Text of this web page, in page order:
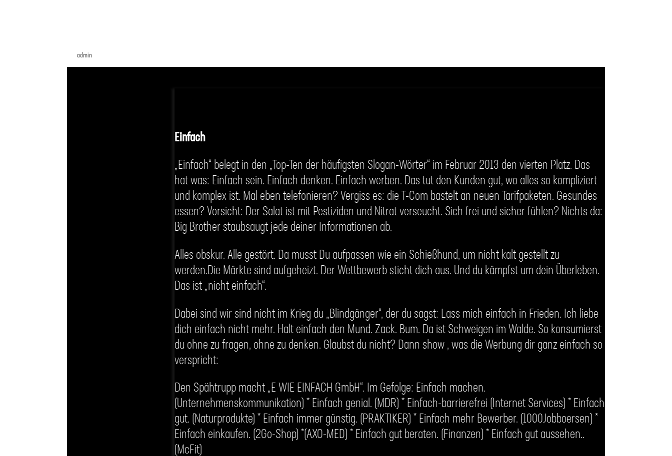
vonadmin
Einfach
„Einfach“ belegt in den „Top-Ten der häufigsten Slogan-Wörter“ im Februar 2013 den vierten Platz. Das
hat was: Einfach sein. Einfach denken. Einfach werben. Das tut den Kunden gut, wo alles so kompliziert
und komplex ist. Mal eben telefonieren? Vergiss es: die T-Com bastelt an neuen Tarifpaketen. Gesundes
essen? Vorsicht: Der Salat ist mit Pestiziden und Nitrat verseucht. Sich frei und sicher fühlen? Nichts da:
Big Brother staubsaugt jede deiner Informationen ab.
Alles obskur. Alle gestört. Da musst Du aufpassen wie ein Schießhund, um nicht kalt gestellt zu
werden.Die Märkte sind aufgeheizt. Der Wettbewerb sticht dich aus. Und du kämpfst um dein Überleben.
Das ist „nicht einfach“.
Dabei sind wir sind nicht im Krieg du „Blindgänger“, der du sagst: Lass mich einfach in Frieden. Ich liebe
dich einfach nicht mehr. Halt einfach den Mund. Zack. Bum. Da ist Schweigen im Walde. So konsumierst
du ohne zu fragen, ohne zu denken. Glaubst du nicht? Dann show , was die Werbung dir ganz einfach so
verspricht:
Den Spähtrupp macht „E WIE EINFACH GmbH“. Im Gefolge: Einfach machen.
(Unternehmenskommunikation) * Einfach genial. (MDR) * Einfach-barrierefrei (Internet Services) * Einfach
gut. (Naturprodukte) * Einfach immer günstig. (PRAKTIKER) * Einfach mehr Bewerber. (1000Jobboersen) *
Einfach einkaufen. (2Go-Shop) *(AXO-MED) * Einfach gut beraten. (Finanzen) * Einfach gut aussehen..
(McFit)